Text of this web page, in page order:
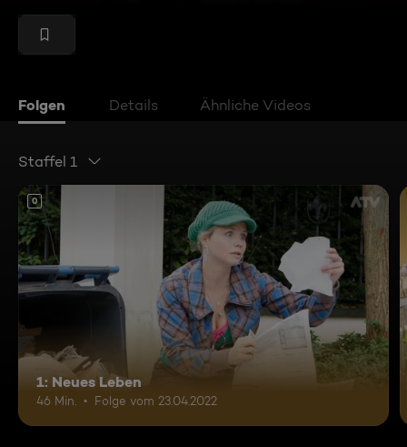
Folgen Details Ähnliche Videos
Staffel 1
0
1: Neues Leben
46 Min. Folge vom 23.04.2022